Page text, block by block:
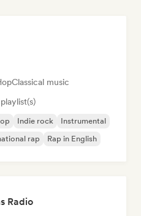
Classical music
Indie rock
Instrumental
rap Rap in English
Radio